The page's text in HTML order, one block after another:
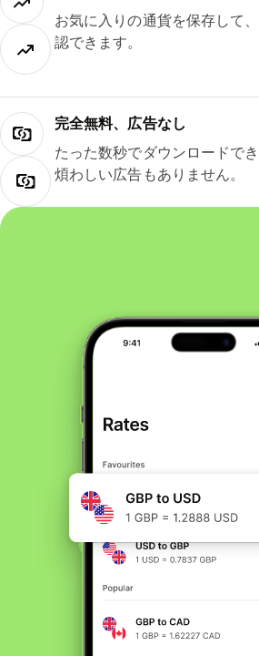
お気に入りの通貨を保存して
認できます。
完全無料、広告なし
たった数秒でダウンロードで
煩わしい広告もありません。